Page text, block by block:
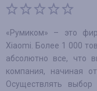
«Румиком» – это
Xiaomi. Более 1 000
абсолютно все, что
компания, начиная
Осуществлять